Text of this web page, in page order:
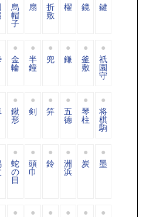
烏
帽
子
扇 折
敷
櫂 鏡 鍵
金
輪
半
鐘
兜 鎌 釜
敷
祇
園
守
鍬
形
剣 笄 五
德
琴
柱
将
棋
駒
蛇
の
目
頭
巾
鈴 洲
浜
炭 墨